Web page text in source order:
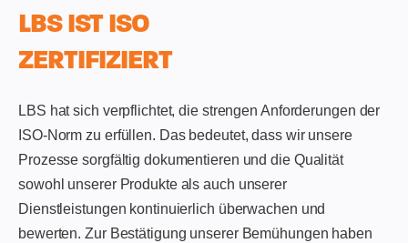
LBS IST ISO
ZERTIFIZIERT
LBS hat sich verpflichtet, die strengen Anforderungen der
ISO-Norm zu erfüllen. Das bedeutet, dass wir unsere
Prozesse sorgfältig dokumentieren und die Qualität
sowohl unserer Produkte als auch unserer
Dienstleistungen kontinuierlich überwachen und
bewerten. Zur Bestätigung unserer Bemühungen haben